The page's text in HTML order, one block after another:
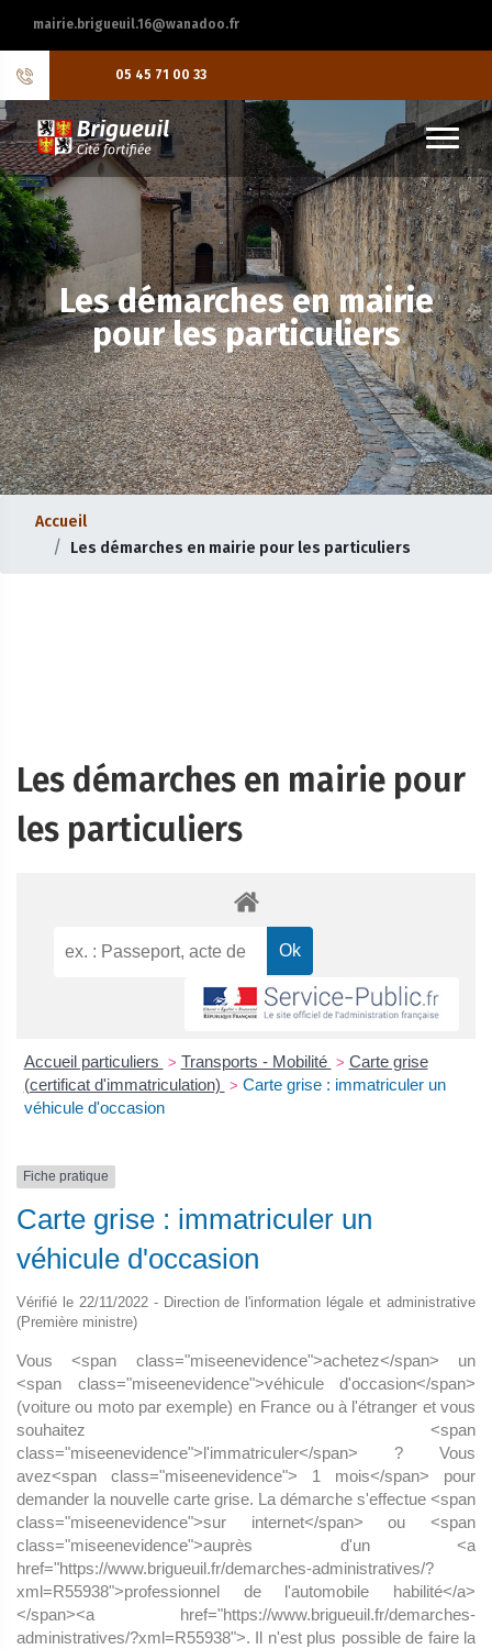
mairie.brigueuil.16@wanadoo.fr
05 45 71 00 33
Les démarches en mairie
pour les particuliers
Accueil
Les démarches en mairie pour les particuliers
Les démarches en mairie pour
les particuliers
Accueil particuliers > Transports - Mobilité > Carte grise
(certificat d'immatriculation) > Carte grise : immatriculer un
véhicule d'occasion
Fiche pratique
Carte grise : immatriculer un
véhicule d'occasion
Vérifié le 22/11/2022 - Direction de l'information légale et administrative
(Première ministre)
Vous <span class="miseenevidence">achetez</span> un
<span class="miseenevidence">véhicule d'occasion</span>
(voiture ou moto par exemple) en France ou à l'étranger et vous
souhaitez <span
class="miseenevidence">l'immatriculer</span> ? Vous
avez<span class="miseenevidence"> 1 mois</span> pour
demander la nouvelle carte grise. La démarche s'effectue <span
class="miseenevidence">sur internet</span> ou <span
class="miseenevidence">auprès d'un <a
href="https://www.brigueuil.fr/demarches-administratives/?
xml=R55938">professionnel de l'automobile habilité</a>
</span><a href="https://www.brigueuil.fr/demarches-
administratives/?xml=R55938">. Il n'est plus possible de faire la